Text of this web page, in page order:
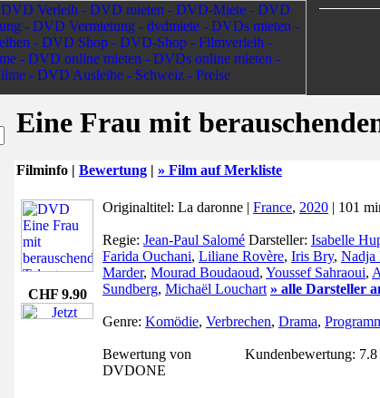
Eine Frau mit
Filminfo | Bewertung | » Film auf Merkliste
CHF 9.90
Originaltitel: La daronne | France, 2020 | 101
Regie: Jean-Paul Salomé Darsteller: Isabelle
Farida Ouchani, Liliane Rovère, Iris Bry, Nadja
Marder, Mourad Boudaoud, Youssef Sahraoui,
Sundberg, Michaël Louchart » alle Darsteller
Genre: Komödie, Verbrechen, Drama,
Bewertung von
DVDONE
Kundenbewertung: 7.8